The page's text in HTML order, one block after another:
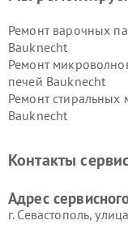
Ремонт варочных
Bauknecht
Ремонт
печей Bauknecht
Ремонт стиральных
Bauknecht
Контакты
Адрес
г. Севастополь,